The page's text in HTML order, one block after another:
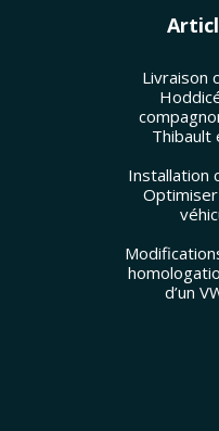
Livraison
Thibault
Installation
Optimiser
d’un